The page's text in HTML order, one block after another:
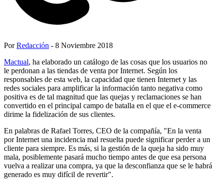
PorRedacción - 8 Noviembre 2018
Mactual, ha elaborado un catálogo de las cosas que los usuarios no
le perdonan a las tiendas de venta por Internet. Según los
responsables de esta web, la capacidad que tienen Internet y las
redes sociales para amplificar la información tanto negativa como
positiva es de tal magnitud que las quejas y reclamaciones se han
convertido en el principal campo de batalla en el que el e-commerce
dirime la fidelización de sus clientes.
En palabras de Rafael Torres, CEO de la compañía, "En la venta
por Internet una incidencia mal resuelta puede significar perder a un
cliente para siempre. Es más, si la gestión de la queja ha sido muy
mala, posiblemente pasará mucho tiempo antes de que esa persona
vuelva a realizar una compra, ya que la desconfianza que se le habrá
generado es muy difícil de revertir".